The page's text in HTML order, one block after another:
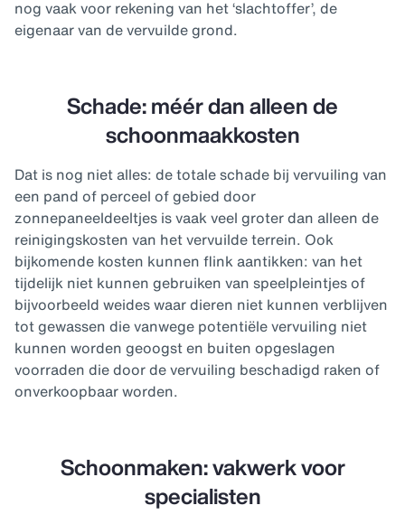
nog vaak voor rekening van het ‘slachtoffer’, de
eigenaar van de vervuilde grond.
Schade: méér dan alleen de
schoonmaakkosten
Dat is nog niet alles: de totale schade bij vervuiling van
een pand of perceel of gebied door
zonnepaneeldeeltjes is vaak veel groter dan alleen de
reinigingskosten van het vervuilde terrein. Ook
bijkomende kosten kunnen flink aantikken: van het
tijdelijk niet kunnen gebruiken van speelpleintjes of
bijvoorbeeld weides waar dieren niet kunnen verblijven
tot gewassen die vanwege potentiële vervuiling niet
kunnen worden geoogst en buiten opgeslagen
voorraden die door de vervuiling beschadigd raken of
onverkoopbaar worden.
Schoonmaken: vakwerk voor
specialisten